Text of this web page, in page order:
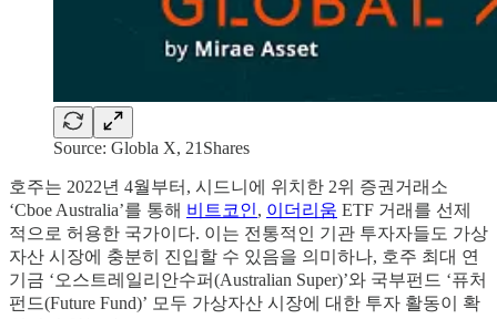
Source: Globla X, 21Shares
호주는 2022년 4월부터, 시드니에 위치한 2위 증권거래소
‘Cboe Australia’를 통해 비트코인, 이더리움 ETF 거래를 선제
적으로 허용한 국가이다. 이는 전통적인 기관 투자자들도 가상
자산 시장에 충분히 진입할 수 있음을 의미하나, 호주 최대 연
기금 ‘오스트레일리안수퍼(Australian Super)’와 국부펀드 ‘퓨처
펀드(Future Fund)’ 모두 가상자산 시장에 대한 투자 활동이 확